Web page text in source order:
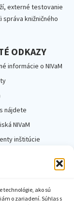
technológie, ako sú
o zariadení. Súhlas s
externé testovanie
správa knižničného
ODKAZY
informácie o NIVaM
nájdete
NIVaM
inštitúcie